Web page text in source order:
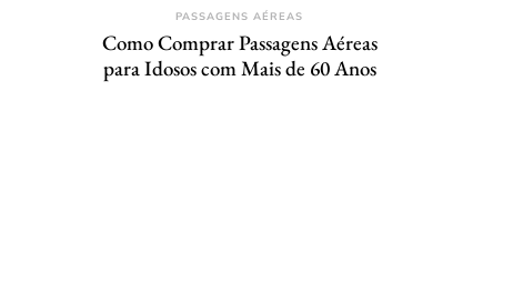
PASSAGENS AÉREAS
Como Comprar Passagens Aéreas
para Idosos com Mais de 60 Anos